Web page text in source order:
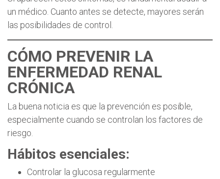
un médico. Cuanto antes se detecte, mayores serán
las posibilidades de control.
CÓMO PREVENIR LA
ENFERMEDAD RENAL
CRÓNICA
La buena noticia es que la prevención es posible,
especialmente cuando se controlan los factores de
riesgo.
Hábitos esenciales:
Controlar la glucosa regularmente